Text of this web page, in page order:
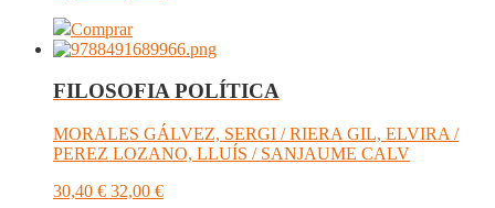
Comprar
FILOSOFIA POLÍTICA
MORALES GÁLVEZ, SERGI / RIERA GIL, ELVIRA /
PEREZ LOZANO, LLUÍS / SANJAUME CALV
30,40 € 32,00 €